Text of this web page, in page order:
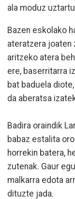
ala moduz
Bazen eskolako
ateratzera joaten
aritzeko atera
ere, baserritarra
bat baduela
da aberatsa
Badira oraindik
babaz estalita
horrekin batera,
zutenak. Gaur
malkarra edota
dituzte jada.